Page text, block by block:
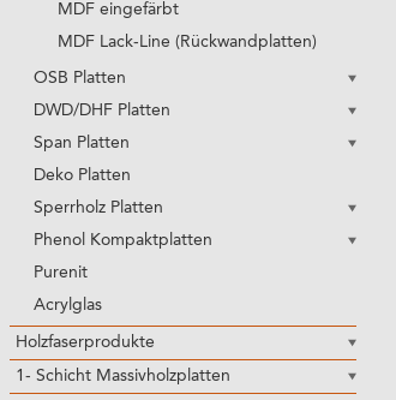
MDF eingefärbt
MDF Lack-Line (Rückwandplatten)
OSB Platten
DWD/DHF Platten
Span Platten
Deko Platten
Sperrholz Platten
Phenol Kompaktplatten
Purenit
Acrylglas
Holzfaserprodukte
1- Schicht Massivholzplatten